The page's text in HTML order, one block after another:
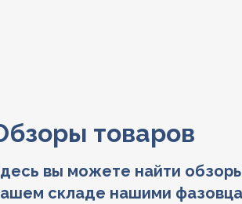
товаров
вы можете найти
складе нашими